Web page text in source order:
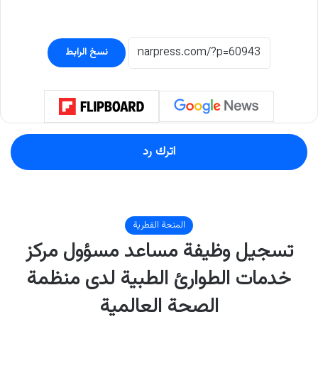
نسخ الرابط
اترك رد